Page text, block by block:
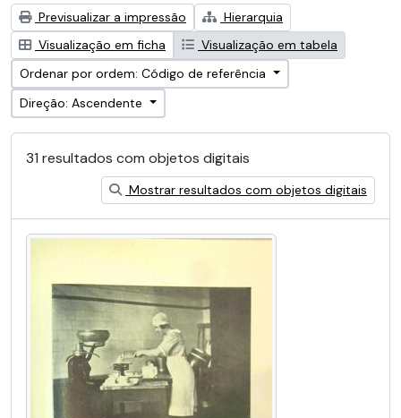
Previsualizar a impressão
Hierarquia
Visualização em ficha
Visualização em tabela
Ordenar por ordem: Código de referência
Direção: Ascendente
31 resultados com objetos digitais
Mostrar resultados com objetos digitais